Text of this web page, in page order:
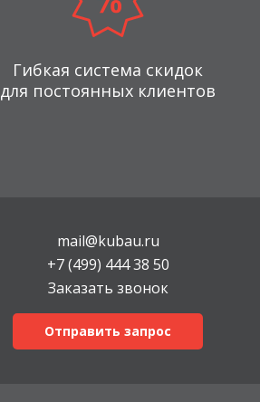
Гибкая система скидок
для постоянных клиентов
mail@kubau.ru
+7 (499) 444 38 50
Заказать звонок
Отправить запрос